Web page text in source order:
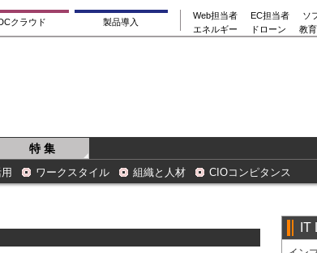
クラウド 製品導入
Web担当者 EC担当者
ソ
エネルギー
ドローン 教
特 集
ワークスタイル 組織と人材 CIOコンピタンス
IT